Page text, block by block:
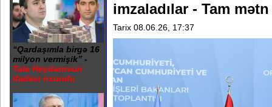
“Qardaşımla birgə 16
milyon vermişik” -
Tale Heydərovun
ifadəsi oxundu
imzaladılar - Tam mətn
Tarix 08.06.26, 17:37